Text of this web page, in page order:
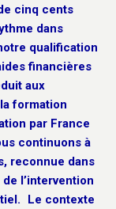
cinq cents
dans
qualification
financières
aux
formation
par France
continuons à
reconnue dans
l’intervention
Le contexte